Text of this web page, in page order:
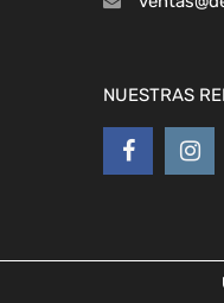
NUESTRAS